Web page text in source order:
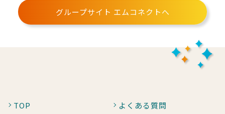
グループサイト エムコネクトへ
TOP
よくある質問